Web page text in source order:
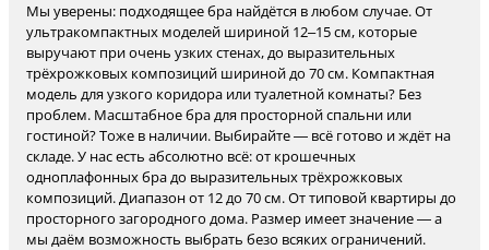
Мы уверены: подходящее бра найдётся в любом случае. От
ультракомпактных моделей шириной 12–15 см, которые
выручают при очень узких стенах, до выразительных
трёхрожковых композиций шириной до 70 см. Компактная
модель для узкого коридора или туалетной комнаты? Без
проблем. Масштабное бра для просторной спальни или
гостиной? Тоже в наличии. Выбирайте — всё готово и ждёт на
складе. У нас есть абсолютно всё: от крошечных
одноплафонных бра до выразительных трёхрожковых
композиций. Диапазон от 12 до 70 см. От типовой квартиры до
просторного загородного дома. Размер имеет значение — а
мы даём возможность выбрать безо всяких ограничений.